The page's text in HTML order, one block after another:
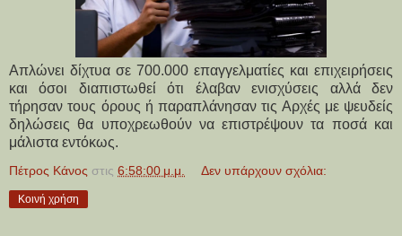
Απλώνει δίχτυα σε 700.000 επαγγελματίες και επιχειρήσεις
και όσοι διαπιστωθεί ότι έλαβαν ενισχύσεις αλλά δεν
τήρησαν τους όρους ή παραπλάνησαν τις Αρχές με ψευδείς
δηλώσεις θα υποχρεωθούν να επιστρέψουν τα ποσά και
μάλιστα εντόκως.
Πέτρος Κάνος στις 6:58:00 μ.μ. Δεν υπάρχουν σχόλια:
Κοινή χρήση